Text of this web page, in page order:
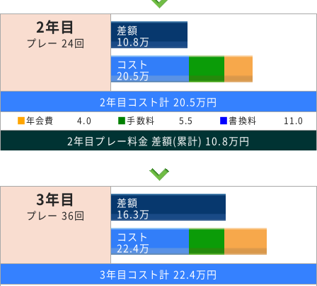
2年目
プレー 24回
差額
10.8万
コスト
20.5万
2年目コスト計 20.5万円
■年会費 4.0 ■手数料 5.5 ■書換料 11.0
2年目プレー料金 差額(累計) 10.8万円
3年目
プレー 36回
差額
16.3万
コスト
22.4万
3年目コスト計 22.4万円